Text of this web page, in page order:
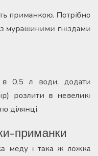
приманкою. Потрібно
мурашиними гніздами
в 0,5 л води, додати
розлити в невеликі
ділянці.
приманки
меду і така ж ложка